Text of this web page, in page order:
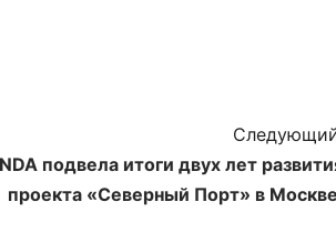
подвела итоги двух лет
проекта «Северный Порт» в